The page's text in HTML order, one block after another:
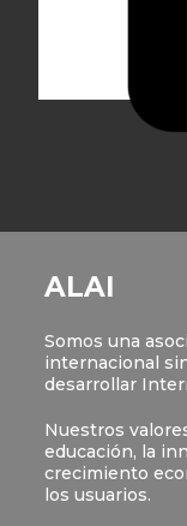
ALAI
Somos una
internacional
desarrollar
Nuestros
educación, la
crecimiento
los usuarios.